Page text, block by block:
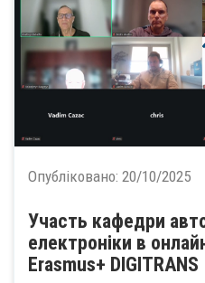
Опубліковано: 20/10/2025
Участь кафедри
електроніки в
Erasmus+ DIGITRANS